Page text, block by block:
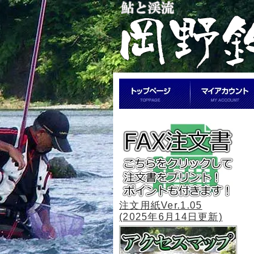
注文用紙Ver.1.05
(2025年6月14日更新)